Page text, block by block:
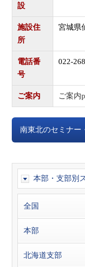
設
施設住
所
宮城県
電話番
号
022-
ご案内 ご案内
南東北のセミナー
本部・支部別
全国
本部
北海道支部